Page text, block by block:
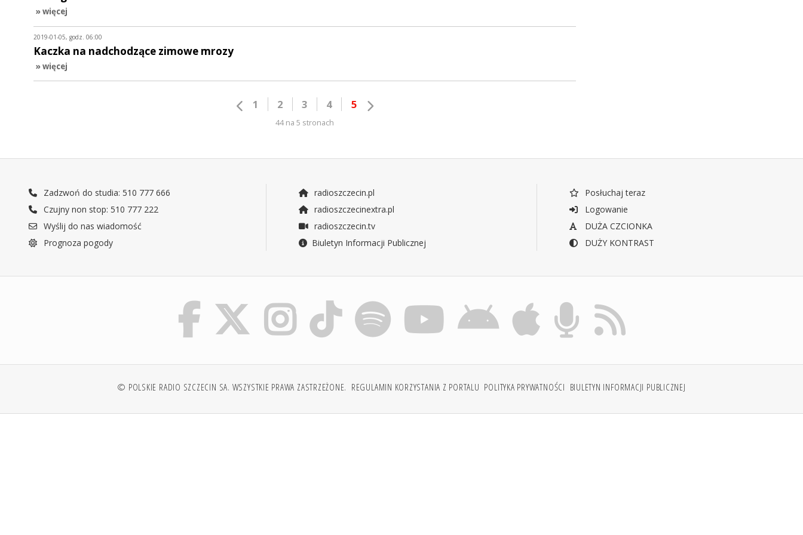
» więcej
2019-01-05, godz. 06:00
Kaczka na nadchodzące zimowe mrozy
» więcej
1 2 3 4 5
44 na 5 stronach
Zadzwoń do studia: 510 777 666
Czujny non stop: 510 777 222
Wyślij do nas wiadomość
Prognoza pogody
radioszczecin.pl
radioszczecinextra.pl
radioszczecin.tv
Biuletyn Informacji Publicznej
Posłuchaj teraz
Logowanie
DUŻA CZCIONKA
DUŻY KONTRAST
© POLSKIE RADIO SZCZECIN SA. WSZYSTKIE PRAWA ZASTRZEŻONE. REGULAMIN KORZYSTANIA Z PORTALU POLITYKA PRYWATNOŚCI BIULETYN INFORMACJI PUBLICZNEJ